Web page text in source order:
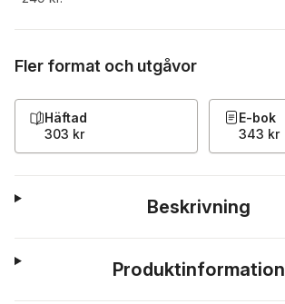
Fler format och utgåvor
Häftad
303 kr
E-bok
343 kr
Beskrivning
Produktinformation